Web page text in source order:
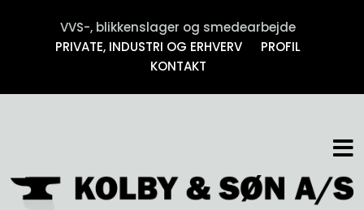
VVS-, blikkenslager og smedearbejde
PRIVATE, INDUSTRI OG ERHVERV
PROFIL
KONTAKT